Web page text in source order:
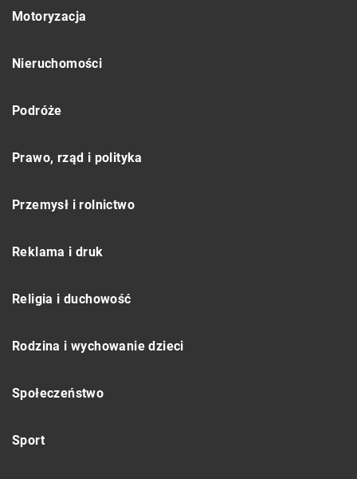
Motoryzacja
Nieruchomości
Podróże
Prawo, rząd i polityka
Przemysł i rolnictwo
Reklama i druk
Religia i duchowość
Rodzina i wychowanie dzieci
Społeczeństwo
Sport